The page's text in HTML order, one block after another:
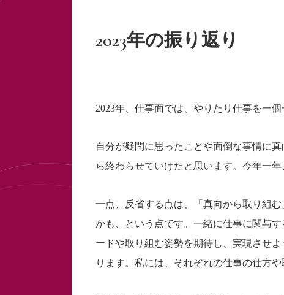
2023年の振り返り
2023年、仕事面では、やりたり仕事を一
自分が疑問に思ったことや面倒な事情に
ら終わらせていけたと思います。今年一
一点、反省する点は、「真向から取り組
かも、という点です。一緒に仕事に関与
ードや取り組む姿勢を期待し、実現させ
ります。私には、それぞれの仕事の仕方